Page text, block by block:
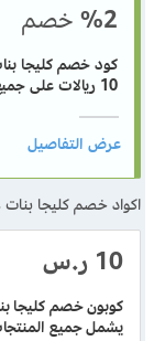
%2 خصم
10 ريالات على جميع المنتجات
اكواد خصم كليجا
10 ر.س
يشمل جميع